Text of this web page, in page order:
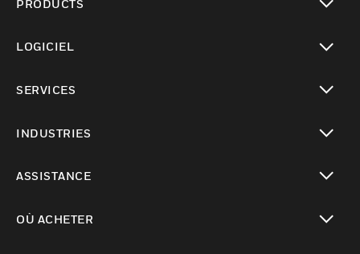
PRODUCTS
LOGICIEL
SERVICES
INDUSTRIES
ASSISTANCE
OÙ ACHETER